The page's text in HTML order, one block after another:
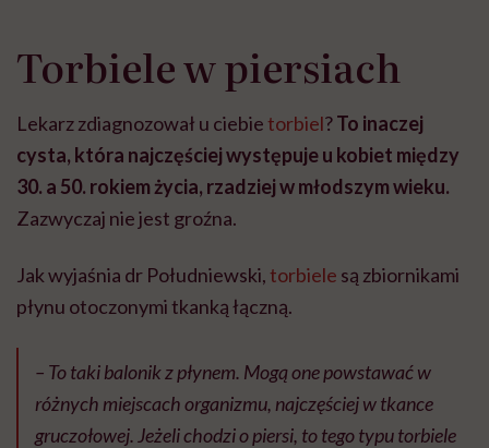
Torbiele w piersiach
Lekarz zdiagnozował u ciebietorbiel?To inaczej
cysta, która najczęściej występuje u kobiet między
30. a 50. rokiem życia, rzadziej w młodszym wieku.
Zazwyczaj nie jest groźna.
Jak wyjaśnia dr Południewski,torbiele są zbiornikami
płynu otoczonymi tkanką łączną.
– To taki balonik z płynem. Mogą one powstawać w
różnych miejscach organizmu, najczęściej w tkance
gruczołowej. Jeżeli chodzi o piersi, to tego typu torbiele